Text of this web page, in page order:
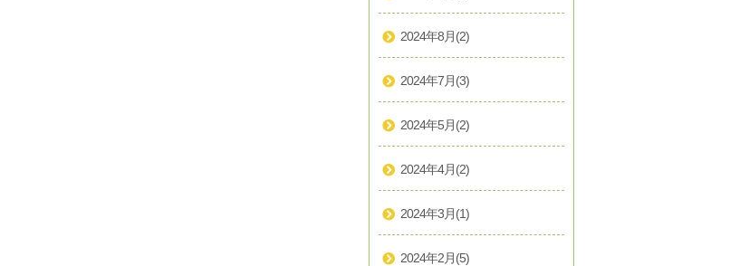
2024年8月(2)
2024年7月(3)
2024年5月(2)
2024年4月(2)
2024年3月(1)
2024年2月(5)